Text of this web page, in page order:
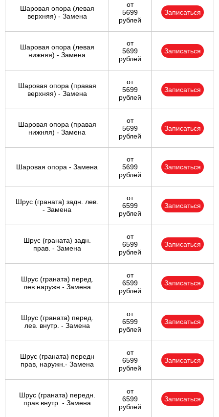
Шаровая опора (левая
верхняя) - Замена
от
5699
рублей
Записаться
Шаровая опора (левая
нижняя) - Замена
от
5699
рублей
Записаться
Шаровая опора (правая
верхняя) - Замена
от
5699
рублей
Записаться
Шаровая опора (правая
нижняя) - Замена
от
5699
рублей
Записаться
Шаровая опора - Замена
от
5699
рублей
Записаться
Шрус (граната) задн. лев.
- Замена
от
6599
рублей
Записаться
Шрус (граната) задн.
прав. - Замена
от
6599
рублей
Записаться
Шрус (граната) перед.
лев наружн.- Замена
от
6599
рублей
Записаться
Шрус (граната) перед.
лев. внутр. - Замена
от
6599
рублей
Записаться
Шрус (граната) передн
прав, наружн.- Замена
от
6599
рублей
Записаться
Шрус (граната) передн.
прав.внутр. - Замена
от
6599
рублей
Записаться